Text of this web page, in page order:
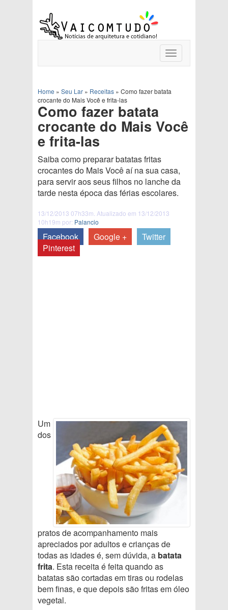
Toggle
navigation
Home » Seu Lar » Receitas » Como fazer batata
crocante do Mais Você e frita-las
Como fazer batata
crocante do Mais Você
e frita-las
Saiba como preparar batatas fritas
crocantes do Mais Você aí na sua casa,
para servir aos seus filhos no lanche da
tarde nesta época das férias escolares.
13/12/2013 07h33m. Atualizado em 13/12/2013
10h19m por: Palancio
Facebook Google +
Twitter
Pinterest
Um
dos
pratos de acompanhamento mais
apreciados por adultos e crianças de
todas as idades é, sem dúvida, a batata
frita. Esta receita é feita quando as
batatas são cortadas em tiras ou rodelas
bem finas, e que depois são fritas em óleo
vegetal.